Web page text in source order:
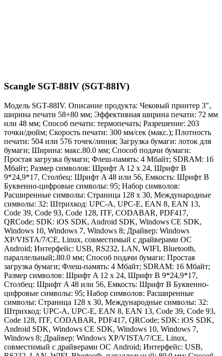
Scangle SGT-88IV (SGT-88IV)
Модель SGT-88IV. Описание продукта: Чековый принтер 3",
ширина печати 58+80 мм; Эффективная ширина печати: 72 мм
или 48 мм; Способ печати: термопечать; Разрешение: 203
точки/дюйм; Скорость печати: 300 мм/сек (макс.); Плотность
печати: 504 или 576 точек/линия; Загрузка бумаги: лоток для
бумаги; Ширина: макс.80.0 мм; Способ подачи бумаги:
Простая загрузка бумаги; Флеш-память: 4 Мбайт; SDRAM: 16
Мбайт; Размер символов: Шрифт A 12 x 24, Шрифт B
9*24,9*17, Столбец: Шрифт A 48 или 56, Емкость: Шрифт B
Буквенно-цифровые символы: 95; Набор символов:
Расширенные символы: Страница 128 x 30, Международные
символы: 32: Штрихкод: UPC-A, UPC-E, EAN 8, EAN 13,
Code 39, Code 93, Code 128, ITF, CODABAR, PDF417,
QRCode; SDK: iOS SDK, Android SDK, Windows CE SDK,
Windows 10, Windows 7, Windows 8; Драйвер: Windows
XP/VISTA/7/CE, Linux, совместимый с драйверами ОС
Android; Интерфейс: USB, RS232, LAN, WIFI, Bluetooth,
параллельный;.80.0 мм; Способ подачи бумаги: Простая
загрузка бумаги; Флеш-память: 4 Мбайт; SDRAM: 16 Мбайт;
Размер символов: Шрифт A 12 x 24, Шрифт B 9*24,9*17,
Столбец: Шрифт A 48 или 56, Емкость: Шрифт B Буквенно-
цифровые символы: 95; Набор символов: Расширенные
символы: Страница 128 x 30, Международные символы: 32:
Штрихкод: UPC-A, UPC-E, EAN 8, EAN 13, Code 39, Code 93,
Code 128, ITF, CODABAR, PDF417, QRCode; SDK: iOS SDK,
Android SDK, Windows CE SDK, Windows 10, Windows 7,
Windows 8; Драйвер: Windows XP/VISTA/7/CE, Linux,
совместимый с драйверами ОС Android; Интерфейс: USB,